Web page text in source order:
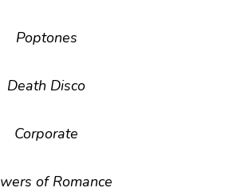
Poptones
Death Disco
Corporate
of Romance